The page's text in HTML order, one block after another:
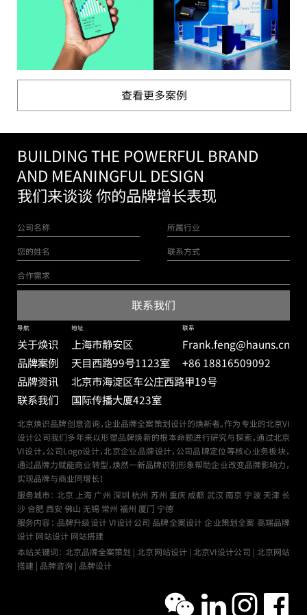
查看更多案例
BUILDING THE POWERFUL BRAND
AND MEANINGFUL DESIGN
我们来谈谈 你的品牌增长表现
导航
关于焕识
品牌案例
品牌资讯
联系我们
地址
上海市静安区
天目西路99号1123室
北京市海淀区车公庄西路甲19号
国际传播大厦423室
联系
Frank.feng@hauns.cn
+86 18816509092
北京焕识品牌创意咨询，企业品牌全案策划设计的焕新者。作为专业的北京VI
设计公司我们多年来以形塑品牌焕新的根本命题进行研究与探索，通过北京
VI设计，公司Logo设计，北京企业品牌设计，公司品牌定位等核心业务板块，
通过品牌力赋能商业转型，焕然一新品牌识别形象帮助企业改变品牌影响力，
实现品牌与商业同增长！
服务城市： 北京 上海 广州 深圳 杭州 苏州 重庆 成都 武汉 南京 宁波 天津 长
沙 合肥 西安 佛山 无锡 常州 福州 厦门 宁德
服务内容： 品牌升级设计 VI设计公司 品牌全案设计 企业策划全案 高端品牌
设计 网站设计 网站搭建
本站关键词： 北京品牌全案策划 | 北京网站设计 | 北京VI设计公司 | 北京网站
搭建 | 品牌咨询 | 品牌设计